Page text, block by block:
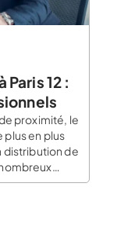
12 :
proximité, le
plus en plus
distribution de
été opérés en